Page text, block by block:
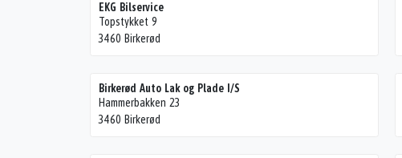
EKG Bilservice
Topstykket 9
3460 Birkerød
Birkerød Auto Lak og Plade I/S
Hammerbakken 23
3460 Birkerød